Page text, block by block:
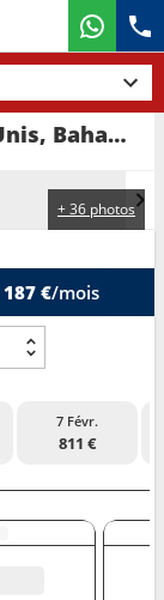
Croisière Celebrity Xcel : États-Unis, Bahamas, Antigua-et-Barbuda au départ de Miami
+ 36 photos
187 €/mois
7 Févr.
811 €